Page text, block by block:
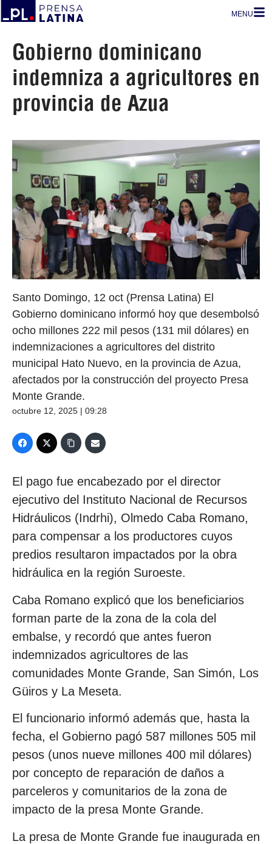
MENU
Gobierno dominicano
indemniza a agricultores en
provincia de Azua
Santo Domingo, 12 oct (Prensa Latina) El
Gobierno dominicano informó hoy que desembolsó
ocho millones 222 mil pesos (131 mil dólares) en
indemnizaciones a agricultores del distrito
municipal Hato Nuevo, en la provincia de Azua,
afectados por la construcción del proyecto Presa
Monte Grande.
octubre 12, 2025 | 09:28
El pago fue encabezado por el director
ejecutivo del Instituto Nacional de Recursos
Hidráulicos (Indrhi), Olmedo Caba Romano,
para compensar a los productores cuyos
predios resultaron impactados por la obra
hidráulica en la región Suroeste.
Caba Romano explicó que los beneficiarios
forman parte de la zona de la cola del
embalse, y recordó que antes fueron
indemnizados agricultores de las
comunidades Monte Grande, San Simón, Los
Güiros y La Meseta.
El funcionario informó además que, hasta la
fecha, el Gobierno pagó 587 millones 505 mil
pesos (unos nueve millones 400 mil dólares)
por concepto de reparación de daños a
parceleros y comunitarios de la zona de
impacto de la presa Monte Grande.
La presa de Monte Grande fue inaugurada en